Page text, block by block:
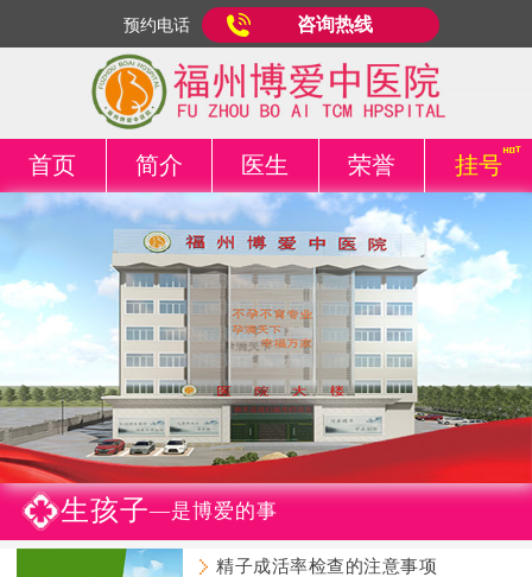
预约电话 咨询热线
首页 简介 医生 荣誉 挂号
生孩子—是博爱的事
精子成活率检查的注意事项